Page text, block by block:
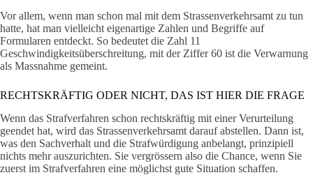
Vor allem, wenn man schon mal mit dem Strassenverkehrsamt zu tun
hatte, hat man vielleicht eigenartige Zahlen und Begriffe auf
Formularen entdeckt. So bedeutet die Zahl 11
Geschwindigkeitsüberschreitung, mit der Ziffer 60 ist die Verwarnung
als Massnahme gemeint.
RECHTSKRÄFTIG ODER NICHT, DAS IST HIER DIE FRAGE
Wenn das Strafverfahren schon rechtskräftig mit einer Verurteilung
geendet hat, wird das Strassenverkehrsamt darauf abstellen. Dann ist,
was den Sachverhalt und die Strafwürdigung anbelangt, prinzipiell
nichts mehr auszurichten. Sie vergrössern also die Chance, wenn Sie
zuerst im Strafverfahren eine möglichst gute Situation schaffen.